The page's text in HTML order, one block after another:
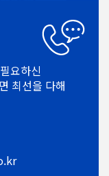
필요하신
최선을 다해